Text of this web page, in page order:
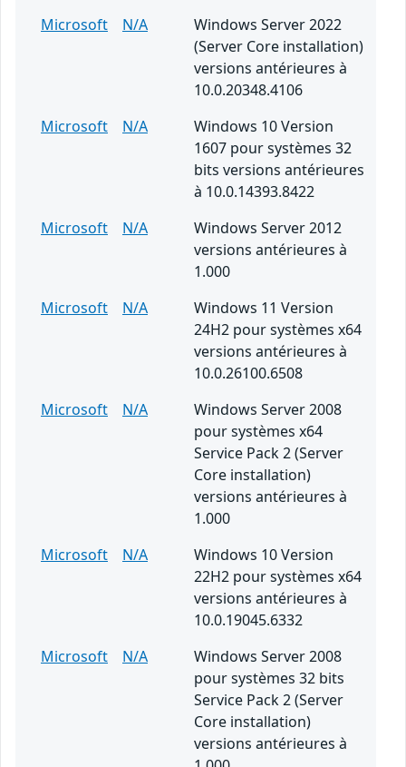
Microsoft
N/A
Windows Server 2022
(Server Core installation)
versions antérieures à
10.0.20348.4106
Microsoft
N/A
Windows 10 Version
1607 pour systèmes 32
bits versions antérieures
à 10.0.14393.8422
Microsoft
N/A
Windows Server 2012
versions antérieures à
1.000
Microsoft
N/A
Windows 11 Version
24H2 pour systèmes x64
versions antérieures à
10.0.26100.6508
Microsoft
N/A
Windows Server 2008
pour systèmes x64
Service Pack 2 (Server
Core installation)
versions antérieures à
1.000
Microsoft
N/A
Windows 10 Version
22H2 pour systèmes x64
versions antérieures à
10.0.19045.6332
Microsoft
N/A
Windows Server 2008
pour systèmes 32 bits
Service Pack 2 (Server
Core installation)
versions antérieures à